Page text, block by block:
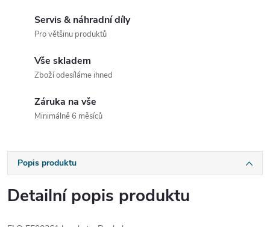
Servis & náhradní díly
Pro většinu produktů
Vše skladem
Zboží odesíláme ihned
Záruka na vše
Minimálně 6 měsíců
Popis produktu
Detailní popis produktu